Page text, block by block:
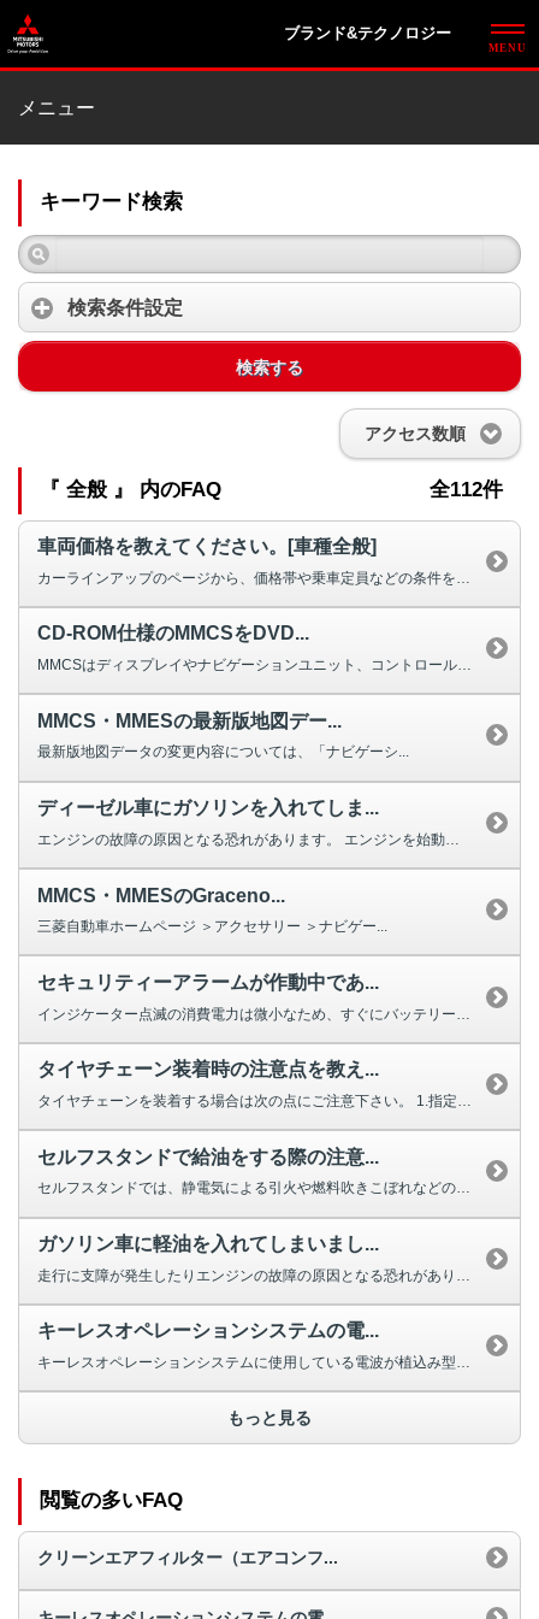
ブランド&テクノロジー
メニュー
キーワード検索
検索条件設定
検索する
アクセス数順
『 全般 』 内のFAQ 全112件
車両価格を教えてください。[車種全般]
CD-ROM仕様のMMCSをDVD...
MMCSはディスプレイやナビゲーションユニット、コントロールユニット、TV...
MMCS・MMESの最新版地図デー...
最新版地図データの変更内容については、「ナビゲーシ...
ディーゼル車にガソリンを入れてしま...
エンジンの故障の原因となる恐れがあります。 エンジンを始動させず、最寄り...
MMCS・MMESのGraceno...
三菱自動車ホームページ ＞アクセサリー ＞ナビゲー...
セキュリティーアラームが作動中であ...
タイヤチェーン装着時の注意点を教え...
タイヤチェーンを装着する場合は次の点にご注意下さい。 1.指定の三菱...
セルフスタンドで給油をする際の注意...
セルフスタンドでは、静電気による引火や燃料吹きこぼれなどの事故を防ぐため、...
ガソリン車に軽油を入れてしまいまし...
キーレスオペレーションシステムの電...
キーレスオペレーションシステムに使用している電波が植込み型心臓ペースメーカ...
もっと見る
閲覧の多いFAQ
クリーンエアフィルター（エアコンフ...